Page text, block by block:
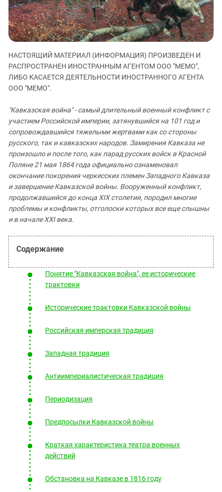
ЗАСТАВЛЯЕТ
КАВКАЗ ЗА ПАЛЕСТИНУ
ИНАКОМЫСЛИЕ В ЧЕЧНЕ
ПРЕСЛЕДОВАНИЕ АКТИВИСТОВ
МОБИЛИЗАЦИЯ И ПРОТЕСТЫ
Дагестан
Ингушетия
Кабардино-Балкария
Калмыкия
Карачаево-Черкесия
Краснодарский край
Ростовская область
Северная Осетия - Алания
СКФО
Ставропольский край
Южная Осетия
Южный Кавказ
НАСТОЯЩИЙ МАТЕРИАЛ (ИНФОРМАЦИЯ) ПРОИЗВЕДЕН И
РАСПРОСТРАНЕН ИНОСТРАННЫМ АГЕНТОМ ООО "МЕМО",
ЛИБО КАСАЕТСЯ ДЕЯТЕЛЬНОСТИ ИНОСТРАННОГО АГЕНТА
ООО "МЕМО".
"Кавказская война" - самый длительный военный конфликт с
участием Российской империи, затянувшийся на 101 год и
сопровождавшийся тяжелыми жертвами как со стороны
русского, так и кавказских народов. Замирения Кавказа не
произошло и после того, как парад русских войск в Красной
Поляне 21 мая 1864 года официально ознаменовал
окончание покорения черкесских племен Западного Кавказа
и завершение Кавказской войны. Вооруженный конфликт,
продолжавшийся до конца XIX столетия, породил многие
проблемы и конфликты, отголоски которых все еще слышны
и в начале XXI века.
Понятие "Кавказская война", ее исторические
трактовки
Исторические трактовки Кавказской войны
Российская имперская традиция
Западная традиция
Антиимпериалистическая традиция
Периодизация
Предпосылки Кавказской войны
Краткая характеристика театра военных
действий
Обстановка на Кавказе в 1816 году